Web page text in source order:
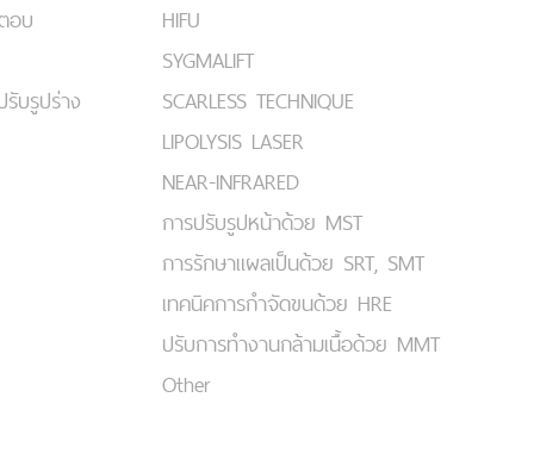
อบ
บรูปร่าง
HIFU
SYGMALIFT
SCARLESS TECHNIQUE
LIPOLYSIS LASER
NEAR-INFRARED
การปรับรูปหน้าด้วย MST
การรักษาแผลเป็นด้วย SRT, SMT
เทคนิคการกำจัดขนด้วย HRE
ปรับการทำงานกล้ามเนื้อด้วย MMT
Other